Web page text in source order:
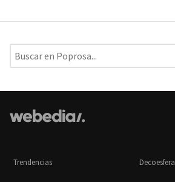
Trendencias Decoesfera